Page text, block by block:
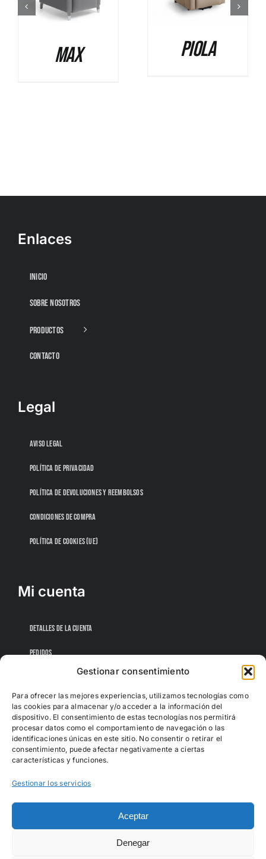
Gestionar consentimiento
Para ofrecer las mejores experiencias, utilizamos tecnologías como
las cookies para almacenar y/o acceder a la información del
dispositivo. El consentimiento de estas tecnologías nos permitirá
procesar datos como el comportamiento de navegación o las
identificaciones únicas en este sitio. No consentir o retirar el
consentimiento, puede afectar negativamente a ciertas
características y funciones.
Gestionar los servicios
Aceptar
Denegar
Max Piola
Enlaces
INICIO
SOBRE NOSOTROS
PRODUCTOS
CONTACTO
Legal
AVISO LEGAL
POLÍTICA DE PRIVACIDAD
POLÍTICA DE DEVOLUCIONES Y REEMBOLSOS
CONDICIONES DE COMPRA
POLÍTICA DE COOKIES (UE)
Mi cuenta
DETALLES DE LA CUENTA
PEDIDOS
CONTRASEÑA PERDIDA